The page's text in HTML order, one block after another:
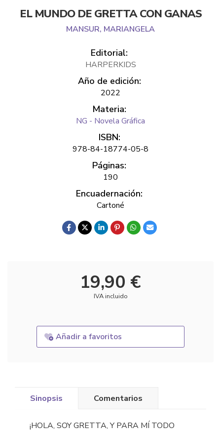
EL MUNDO DE GRETTA CON GANAS
MANSUR, MARIANGELA
Editorial:
HARPERKIDS
Año de edición:
2022
Materia:
NG - Novela Gráfica
ISBN:
978-84-18774-05-8
Páginas:
190
Encuadernación:
Cartoné
19,90 €
IVA incluido
Añadir a favoritos
Sinopsis Comentarios
¡HOLA, SOY GRETTA, Y PARA MÍ TODO